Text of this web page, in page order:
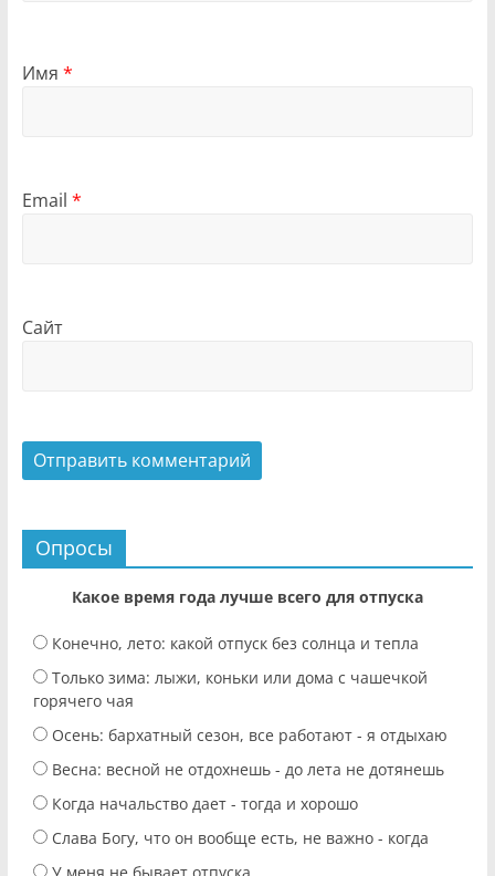
Имя *
Email *
Сайт
Опросы
Какое время года лучше всего для отпуска
Конечно, лето: какой отпуск без солнца и тепла
Только зима: лыжи, коньки или дома с чашечкой
горячего чая
Осень: бархатный сезон, все работают - я отдыхаю
Весна: весной не отдохнешь - до лета не дотянешь
Когда начальство дает - тогда и хорошо
Слава Богу, что он вообще есть, не важно - когда